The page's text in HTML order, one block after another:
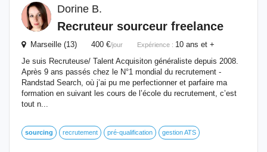
Dorine B.
Recruteur sourceur freelance
Marseille (13) 400 €/jour Expérience : 10 ans et +
Je suis Recruteuse/ Talent Acquisiton généraliste depuis 2008.
Après 9 ans passés chez le N°1 mondial du recrutement -
Randstad Search, où j’ai pu me perfectionner et parfaire ma
formation en suivant les cours de l’école du recrutement, c’est
tout n...
sourcing recrutement pré-qualification gestion ATS